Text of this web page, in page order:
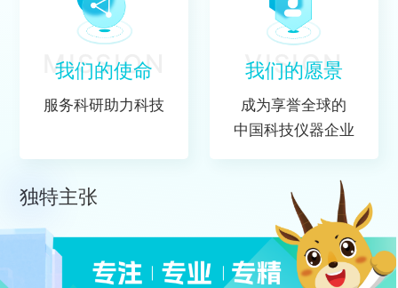
MISSION
我们的使命
服务科研助力科技
VISION
我们的愿景
成为享誉全球的
中国科技仪器企业
独特主张